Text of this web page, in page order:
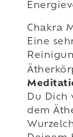
Chakra
Eine
Du Dich
dem